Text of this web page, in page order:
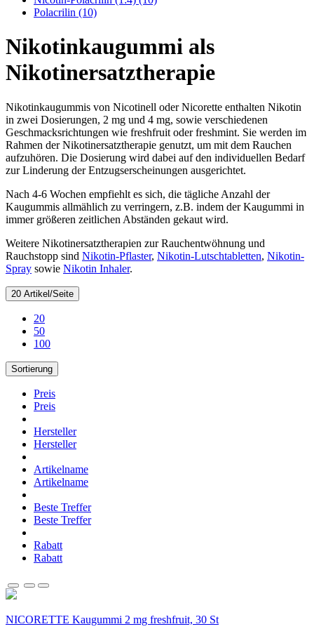
Polacrilin (10)
Nikotinkaugummi als
Nikotinersatztherapie
Nikotinkaugummis von Nicotinell oder Nicorette enthalten Nikotin
in zwei Dosierungen, 2 mg und 4 mg, sowie verschiedenen
Geschmacksrichtungen wie freshfruit oder freshmint. Sie werden im
Rahmen der Nikotinersatztherapie genutzt, um mit dem Rauchen
aufzuhören. Die Dosierung wird dabei auf den individuellen Bedarf
zur Linderung der Entzugserscheinungen ausgerichtet.
Nach 4-6 Wochen empfiehlt es sich, die tägliche Anzahl der
Kaugummis allmählich zu verringern, z.B. indem der Kaugummi in
immer größeren zeitlichen Abständen gekaut wird.
Weitere Nikotinersatztherapien zur Rauchentwöhnung und
Rauchstopp sind Nikotin-Pflaster, Nikotin-Lutschtabletten, Nikotin-
Spray sowie Nikotin Inhaler.
20 Artikel/Seite
20
50
100
Sortierung
Preis
Preis
Hersteller
Hersteller
Artikelname
Artikelname
Beste Treffer
Beste Treffer
Rabatt
Rabatt
NICORETTE Kaugummi 2 mg freshfruit, 30 St